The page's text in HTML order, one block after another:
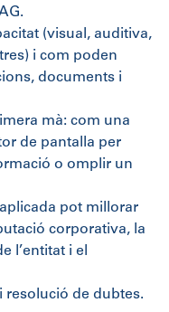
(visual, auditiva,
i com poden
documents i
mà: com una
de pantalla per
o omplir un
pot millorar
corporativa, la
l’entitat i el
resolució de dubtes.